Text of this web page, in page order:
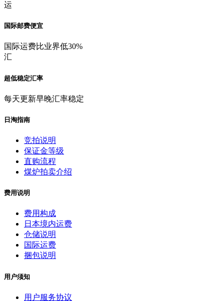
运
国际邮费便宜
国际运费比业界低30%
汇
超低稳定汇率
每天更新早晚汇率稳定
日淘指南
竞拍说明
保证金等级
直购流程
煤炉拍卖介绍
费用说明
费用构成
日本境内运费
仓储说明
国际运费
捆包说明
用户须知
用户服务协议